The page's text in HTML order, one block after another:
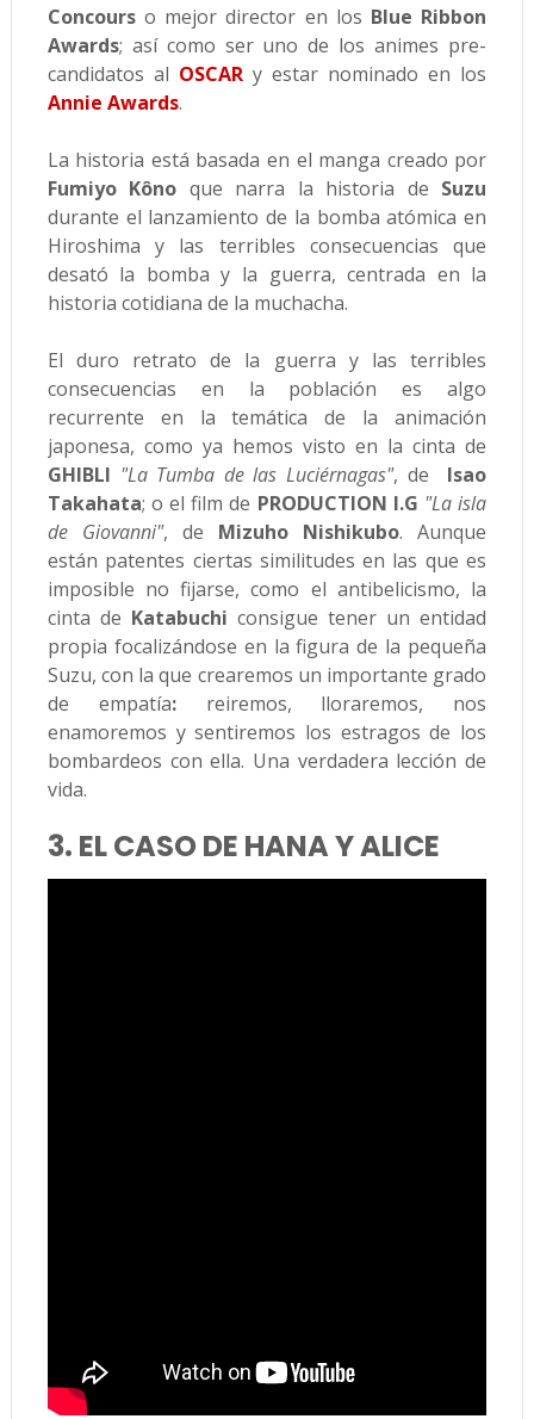
Concourso mejor director en los Blue Ribbon
Awards; así como ser uno de los animes pre-
candidatos al OSCAR y estar nominado en los
Annie Awards.
La historia está basada en el manga creado por
Fumiyo Kôno que narra la historia de Suzu
durante el lanzamiento de la bomba atómica en
Hiroshima y las terribles consecuencias que
desató la bomba y la guerra, centrada en la
historia cotidiana de la muchacha.
El duro retrato de la guerra y las terribles
consecuencias en la población es algo
recurrente en la temática de la animación
japonesa, como ya hemos visto en la cinta de
GHIBLI "La Tumba de las Luciérnagas", de Isao
Takahata; o el film de PRODUCTION I.G "La isla
de Giovanni", de Mizuho Nishikubo. Aunque
están patentes ciertas similitudes en las que es
imposible no fijarse, como el antibelicismo, la
cinta de Katabuchi consigue tener un entidad
propia focalizándose en la figura de la pequeña
Suzu, con la que crearemos un importante grado
de empatía: reiremos, lloraremos, nos
enamoremos y sentiremos los estragos de los
bombardeos con ella. Una verdadera lección de
vida.
3. EL CASO DE HANA Y ALICE